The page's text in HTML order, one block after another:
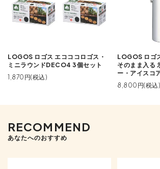
LOGOS ロゴス エコココロゴス・
ミニラウンドDECO4 3個セット
1,870円(税込)
LOGOS ロゴ
そのまま入る
ー・アイスコ
8,800円(税込)
RECOMMEND
あなたへのおすすめ